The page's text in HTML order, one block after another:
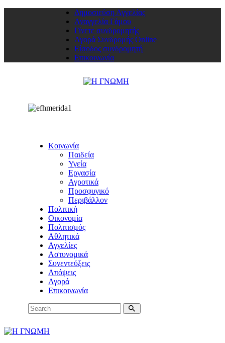
Δημοσιεύση Αγγελίας
Αναγγελία Γάμου
Γίνετε συνδρομητής
Αγορά Συνδρομής Online
Είσοδος συνδρομητή
Επικοινωνία
Κοινωνία
Παιδεία
Υγεία
Εργασία
Αγροτικά
Προσφυγικό
Περιβάλλον
Πολιτική
Οικονομία
Πολιτισμός
Αθλητικά
Αγγελίες
Αστυνομικά
Συνεντεύξεις
Απόψεις
Αγορά
Επικοινωνία